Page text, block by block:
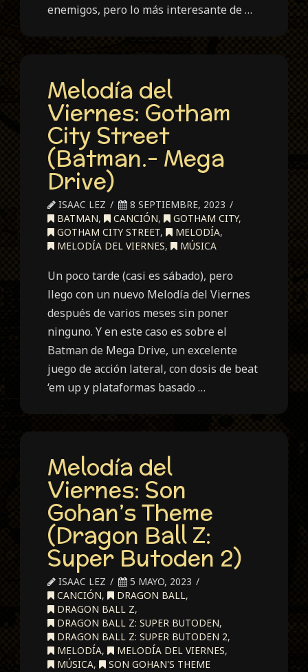
enemigos, pero lo más interesante de …
Melodía del
Viernes: Gotham
City Street
(Batman.- Mega
Drive)
ISAAC LEZ
8 SEPTIEMBRE, 2023
BATMAN, CANCIÓN, GOTHAM CITY,
GOTHAM CITY STREET, MELODÍA,
MELODÍA DEL VIERNES, MÚSICA
Un poco tarde (casi es sábado), pero
llego con un nuevo Melodía del Viernes
después de varios meses sin poner
ninguno. Y en este caso es sobre el
Batman de Mega Drive, un excelente
juego de acción lateral, con dosis de beat
‘em up y plataformas basado …
Melodía del
Viernes: Son
Gohan’s Theme
(Dragon Ball Z:
Super Butoden 2)
ISAAC LEZ
5 MAYO, 2023
CANCIÓN, DRAGON BALL,
DRAGON BALL Z,
DRAGON BALL Z: SUPER BUTODEN,
DRAGON BALL Z: SUPER BUTODEN 2,
MELODÍA, MELODÍA DEL VIERNES,
MÚSICA, SON GOHAN'S THEME